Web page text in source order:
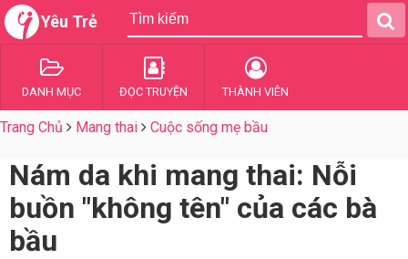
Yêu Trẻ
DANH MỤC ĐỌC TRUYỆN THÀNH VIÊN
Trang Chủ Mang thai Cuộc sống mẹ bầu
Nám da khi mang thai: Nỗi
buồn "không tên" của các bà
bầu